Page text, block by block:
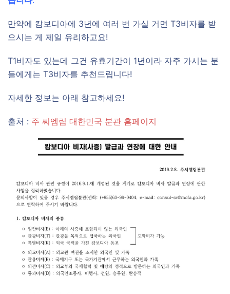
만약에 캄보디아에 3년에 여러 번 가실 거면 T3비자를 받
으시는 게 제일 유리하고요!
T1비자도 있는데 그건 유효기간이 1년이라 자주 가시는 분
들에게는 T3비자를 추천드립니다!
자세한 정보는 아래 참고하세요!
출처 : 주 씨엠립 대한민국 분관 홈페이지